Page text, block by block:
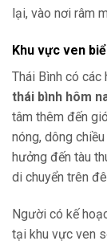
lại, vào nơi râm
Khu vực ven
Thái Bình có các
thái bình hôm
tâm thêm đến
nóng, dông
hưởng đến tàu
di chuyển trên
Người có kế
tại khu vực ven